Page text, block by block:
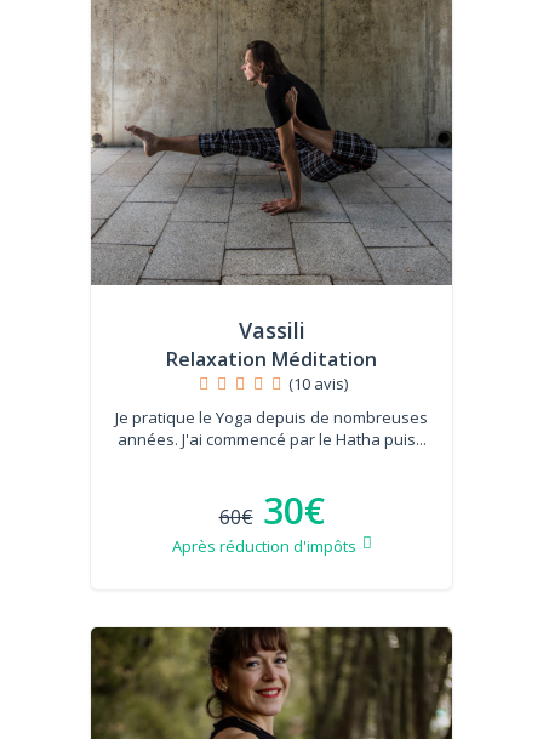
Vassili
Relaxation Méditation
(10 avis)
Je pratique le Yoga depuis de nombreuses
années. J'ai commencé par le Hatha puis...
60€ 30€
Après réduction d'impôts